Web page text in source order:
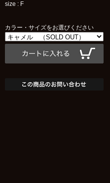
size : F
カラー・サイズをお選びください